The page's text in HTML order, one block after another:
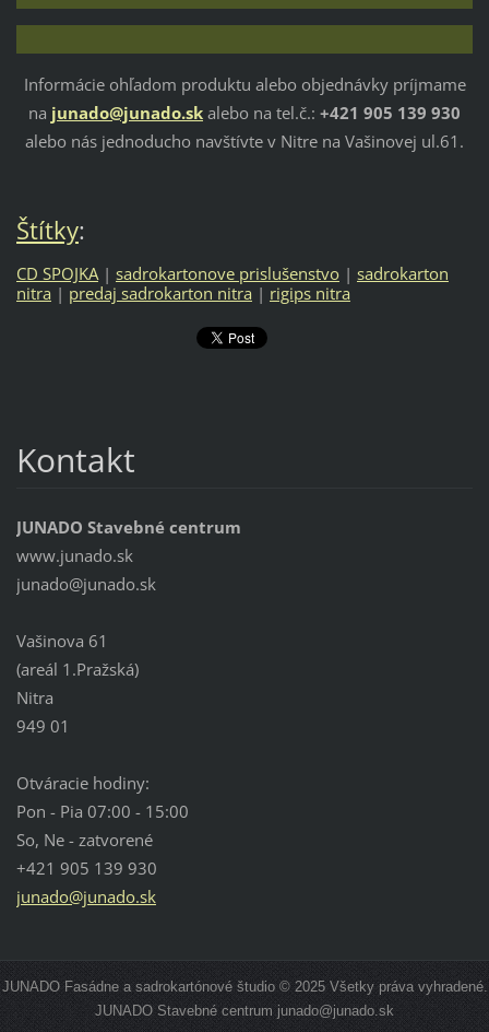
Informácie ohľadom produktu alebo objednávky príjmame
na junado@junado.sk alebo na tel.č.: +421 905 139 930
alebo nás jednoducho navštívte v Nitre na Vašinovej ul.61.
Štítky:
CD SPOJKA | sadrokartonove prislušenstvo | sadrokarton
nitra | predaj sadrokarton nitra | rigips nitra
Kontakt
JUNADO Stavebné centrum
www.junado.sk
junado@junado.sk
Vašinova 61
(areál 1.Pražská)
Nitra
949 01
Otváracie hodiny:
Pon - Pia 07:00 - 15:00
So, Ne - zatvorené
+421 905 139 930
junado@junado.sk
JUNADO Fasádne a sadrokartónové študio © 2025 Všetky práva vyhradené.
JUNADO Stavebné centrum junado@junado.sk